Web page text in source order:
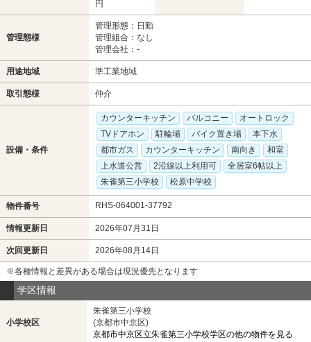
円
管理態様
管理形態：日勤
管理組合：なし
管理会社：-
用途地域 準工業地域
取引態様 仲介
設備・条件
カウンターキッチン バルコニー
オートロック
TVドアホン
駐輪場 バイク置き場
本下水
都市ガス
カウンターキッチン 南向き
和室
上水道公営
2沿線以上利用可
全居室6帖以上
朱雀第三小学校
松原中学校
物件番号 RHS-064001-37792
情報更新日 2026年07月31日
次回更新日 2026年08月14日
※各種情報と差異がある場合は現況優先となります
学区情報
小学校区
朱雀第三小学校
(京都市中京区)
京都市中京区立朱雀第三小学校学区の他の物件を見る